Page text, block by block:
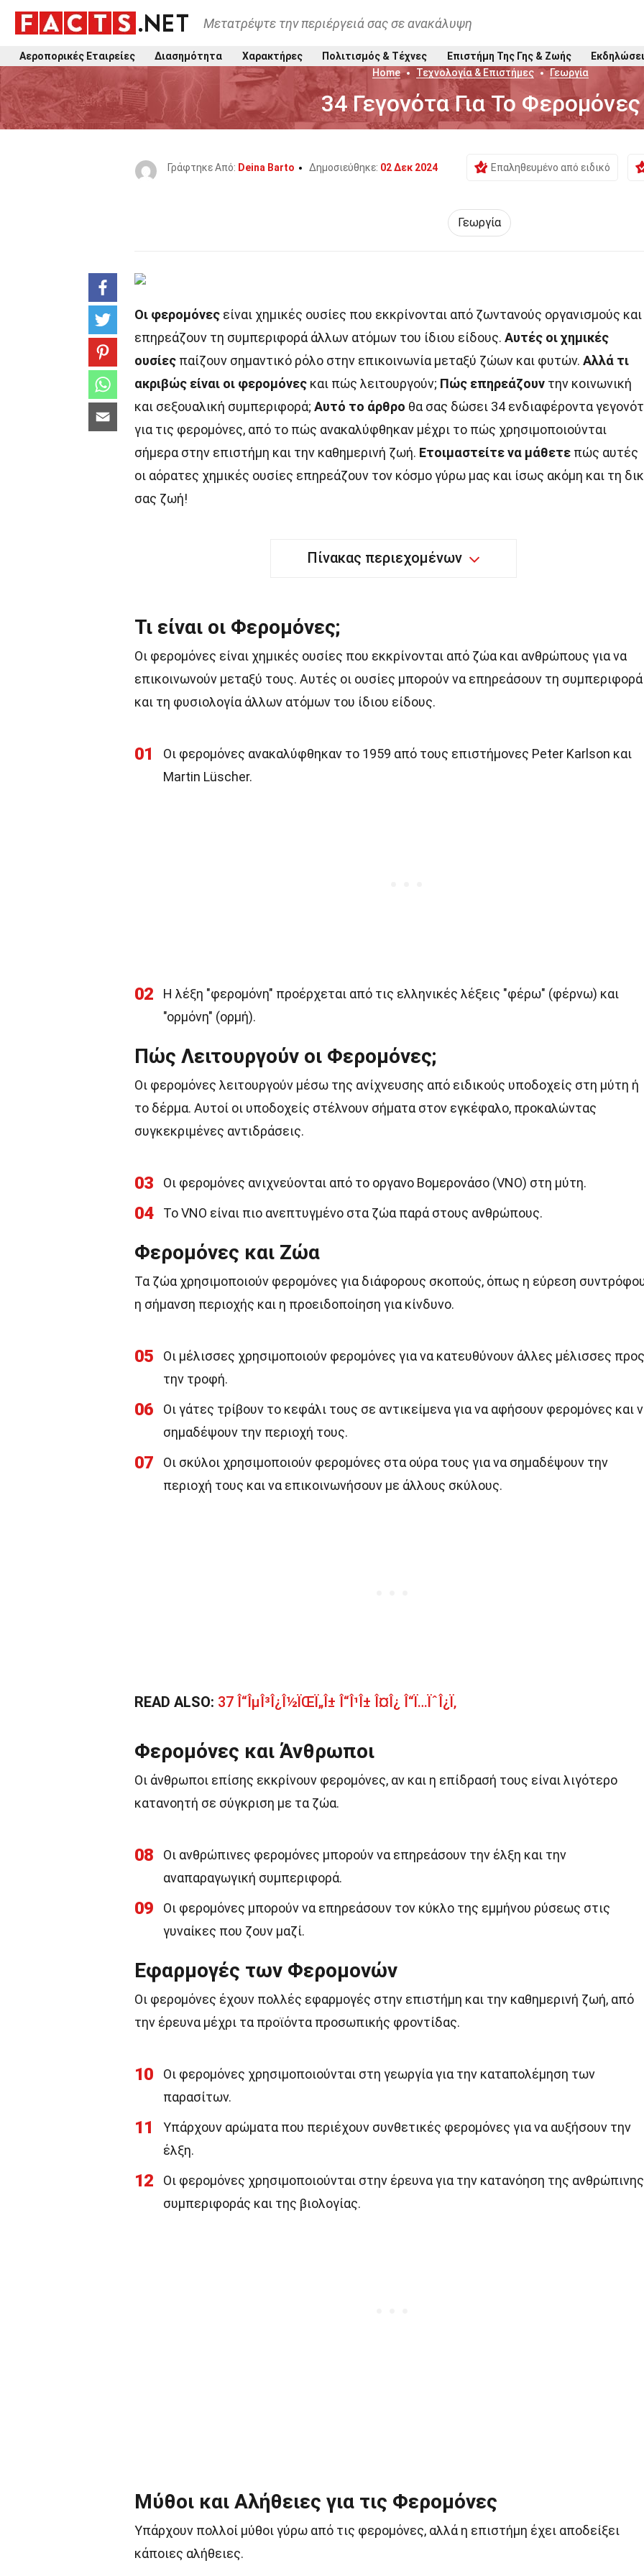
Μετατρέψτε την περιέργειά σας σε ανακάλυψη
Αεροπορικές Εταιρείες Διασημότητα Χαρακτήρες Πολιτισμός & Τέχνες Επιστήμη Της Γης & Ζωής
Home
Τεχνολογία & Επιστήμες Γεωργία
34 Γεγονότα Για Το Φερομόνες
Γράφτηκε Από: Deina Barto Δημοσιεύθηκε: 02 Δεκ 2024 Επαληθευμένο από ειδικό
Γεωργία
Οι φερομόνες είναι χημικές ουσίες που εκκρίνονται από ζωντανούς οργανισμούς και
επηρεάζουν τη συμπεριφορά άλλων ατόμων του ίδιου είδους. Αυτές οι χημικές
ουσίες παίζουν σημαντικό ρόλο στην επικοινωνία μεταξύ ζώων και φυτών. Αλλά τι
ακριβώς είναι οι φερομόνες και πώς λειτουργούν; Πώς επηρεάζουν την κοινωνική
και σεξουαλική συμπεριφορά; Αυτό το άρθρο θα σας δώσει 34 ενδιαφέροντα
για τις φερομόνες, από το πώς ανακαλύφθηκαν μέχρι το πώς χρησιμοποιούνται
σήμερα στην επιστήμη και την καθημερινή ζωή. Ετοιμαστείτε να μάθετε πώς αυτές
οι αόρατες χημικές ουσίες επηρεάζουν τον κόσμο γύρω μας και ίσως ακόμη και τη
σας ζωή!
Πίνακας περιεχομένων
Τι είναι οι Φερομόνες;
Οι φερομόνες είναι χημικές ουσίες που εκκρίνονται από ζώα και ανθρώπους για να
επικοινωνούν μεταξύ τους. Αυτές οι ουσίες μπορούν να επηρεάσουν τη συμπεριφορά
και τη φυσιολογία άλλων ατόμων του ίδιου είδους.
01
Οι φερομόνες ανακαλύφθηκαν το 1959 από τους επιστήμονες Peter Karlson και
Martin Lüscher.
02
Η λέξη "φερομόνη" προέρχεται από τις ελληνικές λέξεις "φέρω" (φέρνω) και
"ορμόνη" (ορμή).
Πώς Λειτουργούν οι Φερομόνες;
Οι φερομόνες λειτουργούν μέσω της ανίχνευσης από ειδικούς υποδοχείς στη μύτη ή
το δέρμα. Αυτοί οι υποδοχείς στέλνουν σήματα στον εγκέφαλο, προκαλώντας
συγκεκριμένες αντιδράσεις.
03 Οι φερομόνες ανιχνεύονται από το οργανο Βομερονάσο (VNO) στη μύτη.
04 Το VNO είναι πιο ανεπτυγμένο στα ζώα παρά στους ανθρώπους.
Φερομόνες και Ζώα
Τα ζώα χρησιμοποιούν φερομόνες για διάφορους σκοπούς, όπως η εύρεση
η σήμανση περιοχής και η προειδοποίηση για κίνδυνο.
05
Οι μέλισσες χρησιμοποιούν φερομόνες για να κατευθύνουν άλλες μέλισσες προς
την τροφή.
06
Οι γάτες τρίβουν το κεφάλι τους σε αντικείμενα για να αφήσουν φερομόνες και
σημαδέψουν την περιοχή τους.
07
Οι σκύλοι χρησιμοποιούν φερομόνες στα ούρα τους για να σημαδέψουν την
περιοχή τους και να επικοινωνήσουν με άλλους σκύλους.
READ ALSO: 37 Î“ÎµÎ³Î¿Î½ÏŒÏ„Î± Î“Î¹Î± Î¤Î¿ Î“Ï…ÏˆÎ¿Ï‚
Φερομόνες και Άνθρωποι
Οι άνθρωποι επίσης εκκρίνουν φερομόνες, αν και η επίδρασή τους είναι λιγότερο
κατανοητή σε σύγκριση με τα ζώα.
08
Οι ανθρώπινες φερομόνες μπορούν να επηρεάσουν την έλξη και την
αναπαραγωγική συμπεριφορά.
09
Οι φερομόνες μπορούν να επηρεάσουν τον κύκλο της εμμήνου ρύσεως στις
γυναίκες που ζουν μαζί.
Εφαρμογές των Φερομονών
Οι φερομόνες έχουν πολλές εφαρμογές στην επιστήμη και την καθημερινή ζωή, από
την έρευνα μέχρι τα προϊόντα προσωπικής φροντίδας.
10
Οι φερομόνες χρησιμοποιούνται στη γεωργία για την καταπολέμηση των
παρασίτων.
11
Υπάρχουν αρώματα που περιέχουν συνθετικές φερομόνες για να αυξήσουν την
έλξη.
12
Οι φερομόνες χρησιμοποιούνται στην έρευνα για την κατανόηση της ανθρώπινης
συμπεριφοράς και της βιολογίας.
Μύθοι και Αλήθειες για τις Φερομόνες
Υπάρχουν πολλοί μύθοι γύρω από τις φερομόνες, αλλά η επιστήμη έχει αποδείξει
κάποιες αλήθειες.